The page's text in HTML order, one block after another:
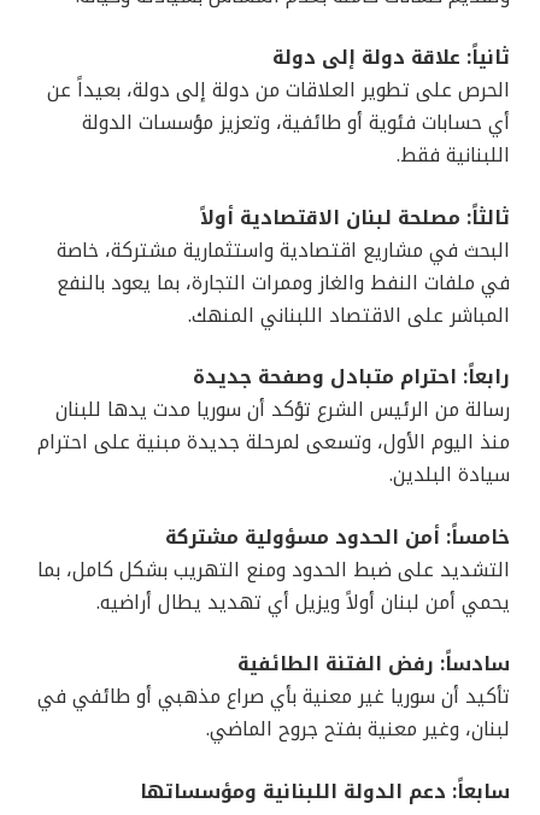
ثانياً: علاقة دولة إلى دولة
الحرص على تطوير العلاقات من دولة إلى دولة، بعيداً عن
أي حسابات فئوية أو طائفية، وتعزيز مؤسسات الدولة
اللبنانية فقط.
ثالثاً: مصلحة لبنان الاقتصادية أولاً
البحث في مشاريع اقتصادية واستثمارية مشتركة، خاصة
في ملفات النفط والغاز وممرات التجارة، بما يعود بالنفع
المباشر على الاقتصاد اللبناني المنهك.
رابعاً: احترام متبادل وصفحة جديدة
رسالة من الرئيس الشرع تؤكد أن سوريا مدت يدها للبنان
منذ اليوم الأول، وتسعى لمرحلة جديدة مبنية على احترام
سيادة البلدين.
خامساً: أمن الحدود مسؤولية مشتركة
التشديد على ضبط الحدود ومنع التهريب بشكل كامل، بما
يحمي أمن لبنان أولاً ويزيل أي تهديد يطال أراضيه.
سادساً: رفض الفتنة الطائفية
تأكيد أن سوريا غير معنية بأي صراع مذهبي أو طائفي في
لبنان، وغير معنية بفتح جروح الماضي.
سابعاً: دعم الدولة اللبنانية ومؤسساتها